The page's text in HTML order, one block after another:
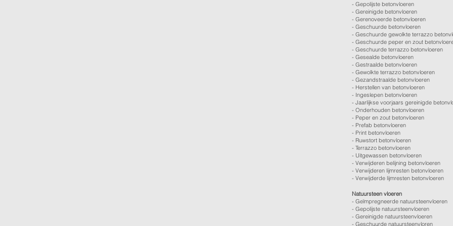
-Gepolijste betonvloeren
- Gereinigde betonvloeren
-Gerenoveerde betonvloeren
-Geschuurde betonvloeren
-Geschuurde gewolkte terrazzo
-Geschuurde peper en zout
-Geschuurde terrazzo betonvloeren
-Gesealde betonvloeren
-Gestraalde betonvloeren
-Gewolkte terrazzo betonvloeren
-Gezandstraalde betonvloeren
- Herstellen van betonvloeren
- Ingeslepen betonvloeren
-Jaarlijkse voorjaars gereinigde
-Onderhouden betonvloeren
- Peper en zout betonvloeren
- Prefab betonvloeren
- Print betonvloeren
- Ruwstort betonvloeren
-Terrazzo betonvloeren
- Uitgewassen betonvloeren
-Verwijderen belijning betonvloeren
-Verwijderen lijmresten betonvloeren
- Verwijderde lijmresten betonvloeren
Natuursteen vloeren
- Geïmpregneerde natuursteenvloeren
- Gepolijste natuursteenvloeren
- Gereinigde natuursteenvloeren
- Geschuurde natuursteenvloren